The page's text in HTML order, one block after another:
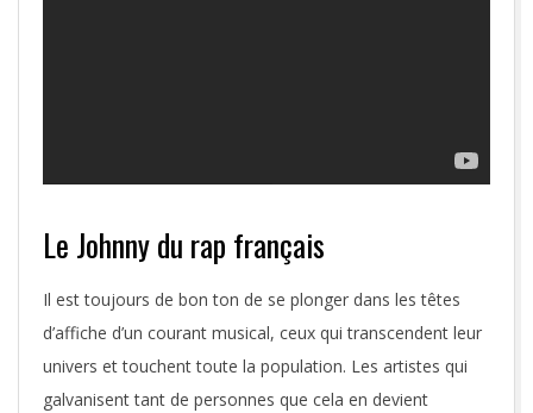
Le Johnny du rap français
Il est toujours de bon ton de se plonger dans les têtes
d’affiche d’un courant musical, ceux qui transcendent leur
univers et touchent toute la population. Les artistes qui
galvanisent tant de personnes que cela en devient